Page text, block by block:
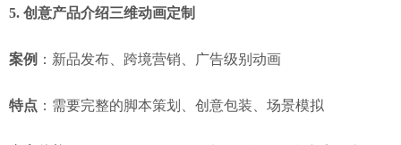
5. 创意产品介绍三维动画定制
案例 ：新品发布、跨境营销、广告级别动画
特点 ：需要完整的脚本策划、创意包装、场景模拟